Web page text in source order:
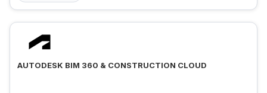
AUTODESK BIM 360 & CONSTRUCTION CLOUD